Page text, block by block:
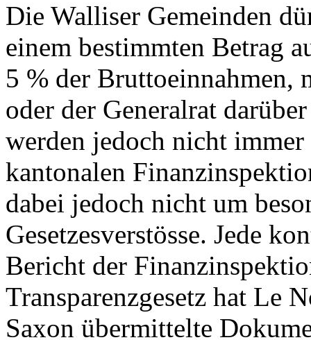
Die Walliser Gemeinden
einem bestimmten Betrag
5 % der Bruttoeinnahmen,
oder der Generalrat
werden jedoch nicht
kantonalen
dabei jedoch nicht um
Gesetzesverstösse. Jede
Bericht der
Transparenzgesetz hat Le
Saxon übermittelte